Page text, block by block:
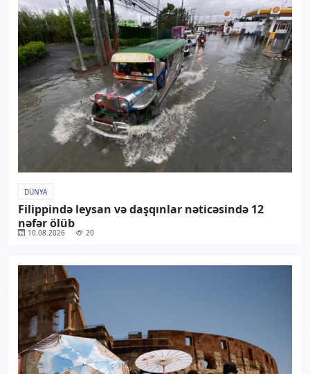
DÜNYA
Filippində leysan və daşqınlar nəticəsində 12
nəfər ölüb
10.08.2026 20